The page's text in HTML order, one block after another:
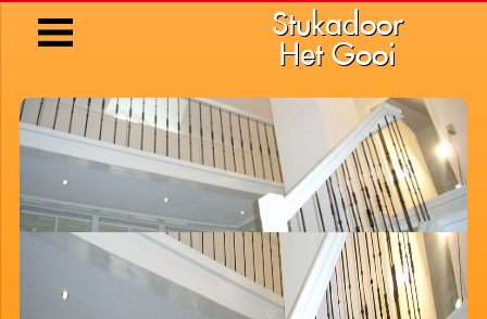
Stukadoor
Het Gooi